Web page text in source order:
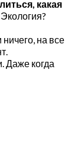
какая
ничего, на все
Даже когда